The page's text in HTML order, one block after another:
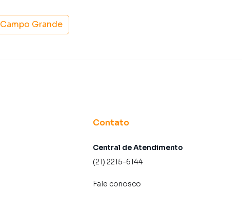
Campo Grande
Contato
Central de Atendimento
(21) 2215-6144
Fale conosco